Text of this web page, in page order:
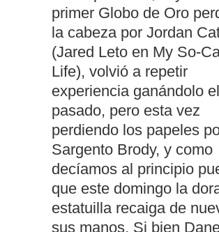
primer Globo de Oro
la cabeza por Jordan
(Jared Leto en My So-
Life), volvió a repetir
experiencia ganándolo
pasado, pero esta vez
perdiendo los papeles
Sargento Brody, y como
decíamos al principio
que este domingo la
estatuilla recaiga de
sus manos. Si bien